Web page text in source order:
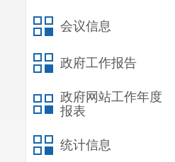
会议信息
政府工作报告
政府网站工作年度
报表
统计信息